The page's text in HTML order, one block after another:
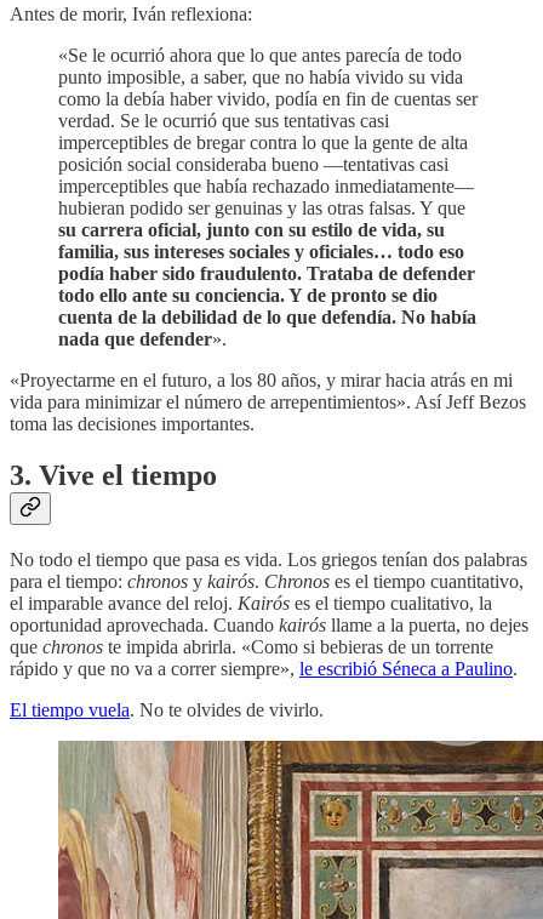
Antes de morir, Iván reflexiona:
«Se le ocurrió ahora que lo que antes parecía de todo
punto imposible, a saber, que no había vivido su vida
como la debía haber vivido, podía en fin de cuentas ser
verdad. Se le ocurrió que sus tentativas casi
imperceptibles de bregar contra lo que la gente de alta
posición social consideraba bueno —tentativas casi
imperceptibles que había rechazado inmediatamente—
hubieran podido ser genuinas y las otras falsas. Y que
su carrera oficial, junto con su estilo de vida, su
familia, sus intereses sociales y oficiales… todo eso
podía haber sido fraudulento. Trataba de defender
todo ello ante su conciencia. Y de pronto se dio
cuenta de la debilidad de lo que defendía. No había
nada que defender».
«Proyectarme en el futuro, a los 80 años, y mirar hacia atrás en mi
vida para minimizar el número de arrepentimientos». Así Jeff Bezos
toma las decisiones importantes.
3. Vive el tiempo
No todo el tiempo que pasa es vida. Los griegos tenían dos palabras
para el tiempo: chronos y kairós. Chronos es el tiempo cuantitativo,
el imparable avance del reloj. Kairós es el tiempo cualitativo, la
oportunidad aprovechada. Cuando kairós llame a la puerta, no dejes
que chronos te impida abrirla. «Como si bebieras de un torrente
rápido y que no va a correr siempre», le escribió Séneca a Paulino.
El tiempo vuela. No te olvides de vivirlo.